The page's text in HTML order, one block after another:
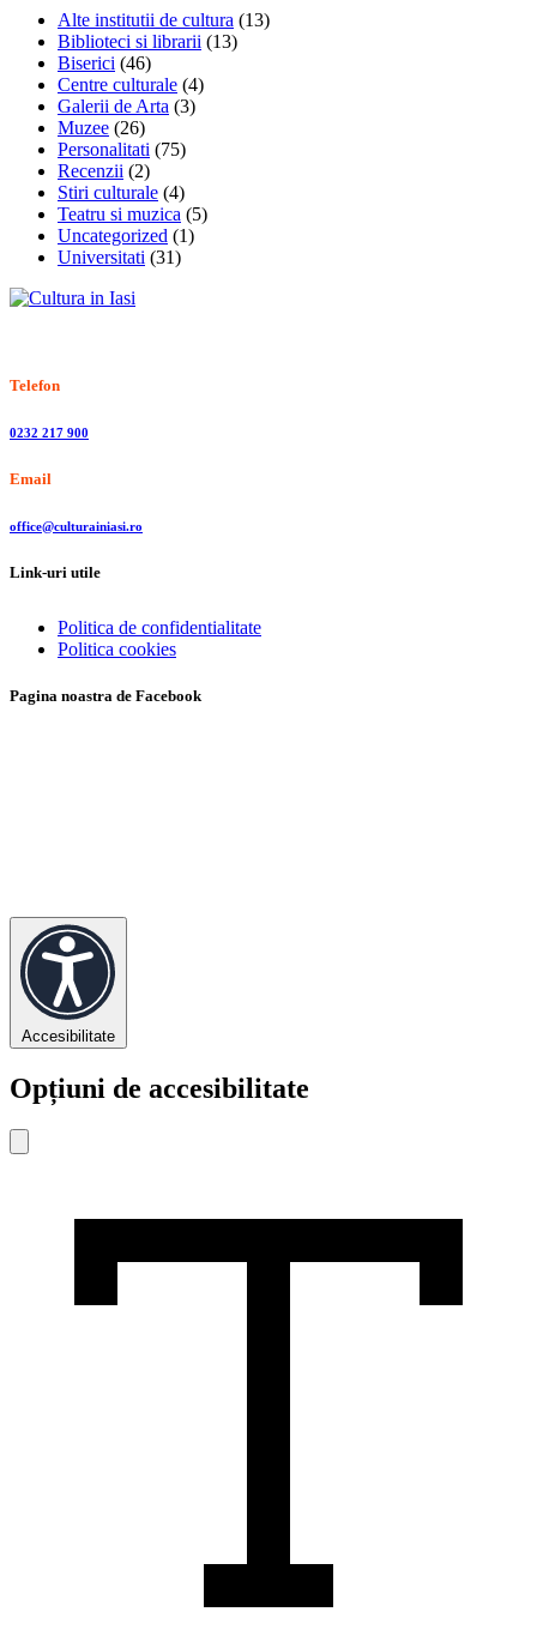
Alte institutii de cultura (13)
Biblioteci si librarii (13)
Biserici (46)
Centre culturale (4)
Galerii de Arta (3)
Muzee (26)
Personalitati (75)
Recenzii (2)
Stiri culturale (4)
Teatru si muzica (5)
Uncategorized (1)
Universitati (31)
Telefon
0232 217 900
Email
office@culturainiasi.ro
Link-uri utile
Politica de confidentialitate
Politica cookies
Pagina noastra de Facebook
Accesibilitate
Opțiuni de accesibilitate